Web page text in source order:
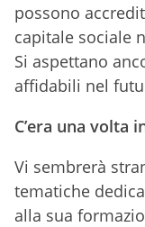
possono
capitale sociale
Si aspettano
affidabili nel
C’era una volta
Vi sembrerà
tematiche
alla sua